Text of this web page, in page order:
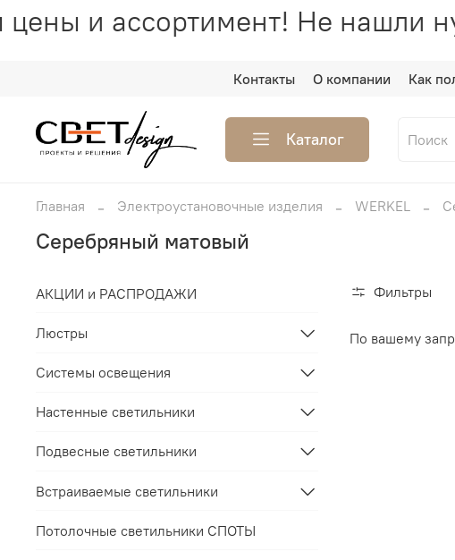
и ассортимент! Не нашли
Контакты О компании Как
Каталог
Главная Электроустановочные изделия WERKEL
Серебряный матовый
Фильтры
По вашему
АКЦИИ и РАСПРОДАЖИ
Люстры
Системы освещения
Настенные светильники
Подвесные светильники
Встраиваемые светильники
Потолочные светильники СПОТЫ